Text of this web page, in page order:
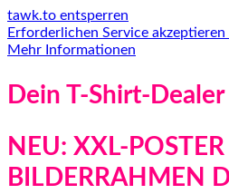
tawk.to entsperren
Erforderlichen Service
Mehr Informationen
Dein T-Shirt-
NEU: XXL-
BILDERRAHMEN